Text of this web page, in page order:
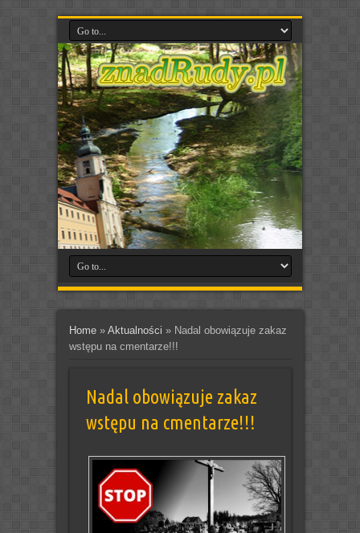
Home» Aktualności » Nadal obowiązuje zakaz
wstępu na cmentarze!!!
Nadal obowiązuje zakaz
wstępu na cmentarze!!!